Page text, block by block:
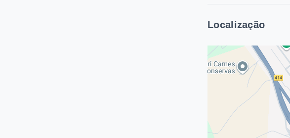
Localização